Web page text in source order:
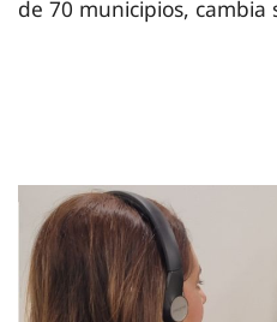
de 70 municipios, cambia